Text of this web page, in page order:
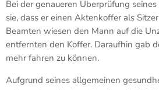
Bei der genaueren Überprüfung
sie, dass er einen Aktenkoffer als
Beamten wiesen den Mann auf die
entfernten den Koffer. Daraufhin gab
mehr fahren zu können.
Aufgrund seines allgemeinen